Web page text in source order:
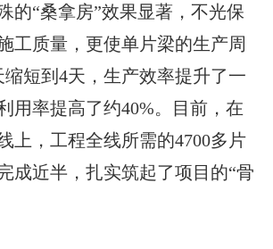
的“桑拿房”效果显著，不光保
工质量，更使单片梁的生产周
短到4天，生产效率提升了一
用率提高了约40%。目前，在
上，工程全线所需的4700多片
成近半，扎实筑起了项目的“骨